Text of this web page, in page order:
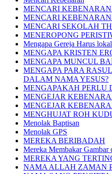
MENCARI
MENCARI KEBENARAN
MENCARI SEKOLAH
MENEROPONG
Mengapa Gereja Harus
MENGAPA KRISTEN
MENGAPA MUNCUL
MENGAPA PARA
DALAM NAMA YESUS?
MENGAPAKAH PERLU
MENGEJAR
MENGEJAR
MENGHUJAT ROH
Menolak Baptisan
Menolak GPS
MEREKA BERIBADAH
Mereka Membakar Gambar
MEREKA YANG
NAMA ALLAH ZAMAN